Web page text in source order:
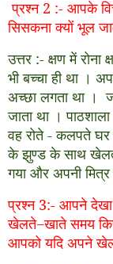
प्रश्न 2 :- आपके
सिसकना क्यों भूल
उत्तर :- क्षण में रोना
भी बच्चा ही था ।
अच्छा लगता था ।
जाता था ।
वह रोते-कलपते घर
के झुण्ड के साथ खेलते
गया और अपनी
प्रश्न 3:- आपने देखा
खेलते−खाते समय
आपको यदि अपने